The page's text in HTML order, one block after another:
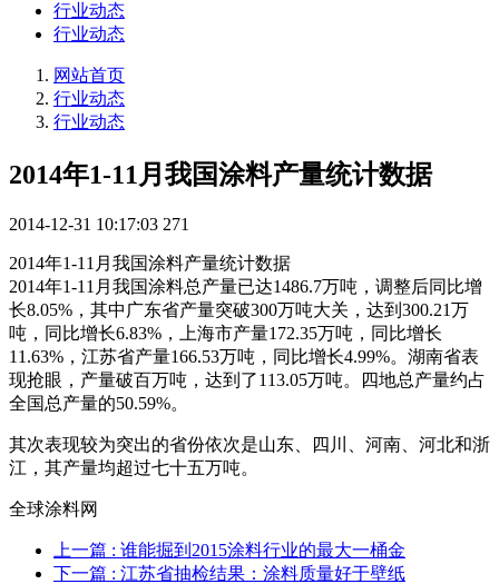
行业动态
行业动态
网站首页
行业动态
行业动态
2014年1-11月我国涂料产量统计数据
2014-12-31 10:17:03 271
2014年1-11月我国涂料产量统计数据
2014年1-11月我国涂料总产量已达1486.7万吨，调整后同比增
长8.05%，其中广东省产量突破300万吨大关，达到300.21万
吨，同比增长6.83%，上海市产量172.35万吨，同比增长
11.63%，江苏省产量166.53万吨，同比增长4.99%。湖南省表
现抢眼，产量破百万吨，达到了113.05万吨。四地总产量约占
全国总产量的50.59%。
其次表现较为突出的省份依次是山东、四川、河南、河北和浙
江，其产量均超过七十五万吨。
全球涂料网
上一篇 : 谁能掘到2015涂料行业的最大一桶金
下一篇 : 江苏省抽检结果：涂料质量好于壁纸